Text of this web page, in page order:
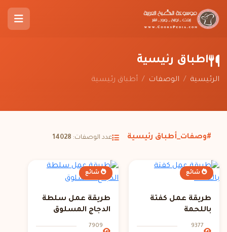
أطباق رئيسية
الرئيسية / الوصفات / أطباق رئيسية
#وصفات_أطباق رئيسية عدد الوصفات: 14028
شائع
طريقة عمل كفتة
باللحمة
9377
شائع
طريقة عمل سلطة
الدجاج المسلوق
7909